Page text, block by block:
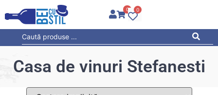
0 0
Casa de vinuri Stefanesti